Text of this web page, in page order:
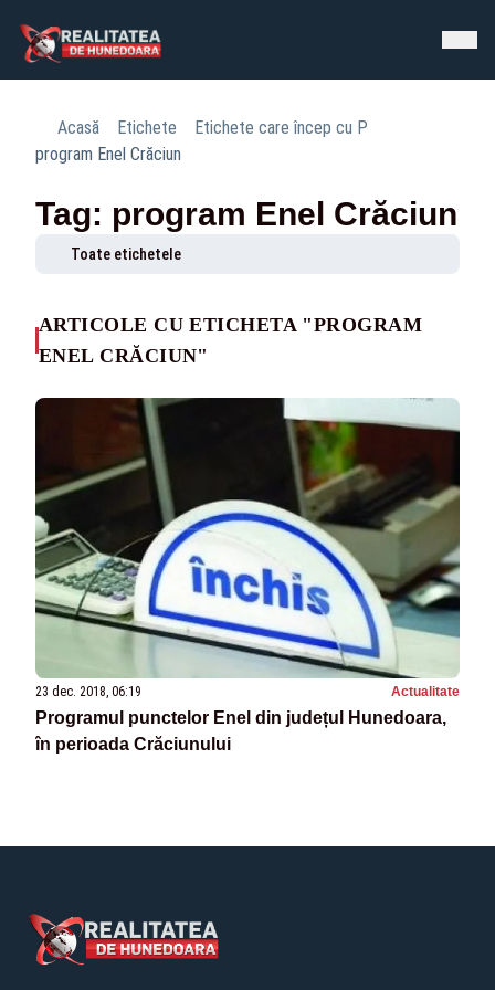
Acasă Etichete
Etichete care încep cu P
program Enel Crăciun
Tag: program Enel Crăciun
Toate etichetele
ARTICOLE CU ETICHETA "PROGRAM
ENEL CRĂCIUN"
23 dec. 2018, 06:19 Actualitate
Programul punctelor Enel din județul Hunedoara,
în perioada Crăciunului